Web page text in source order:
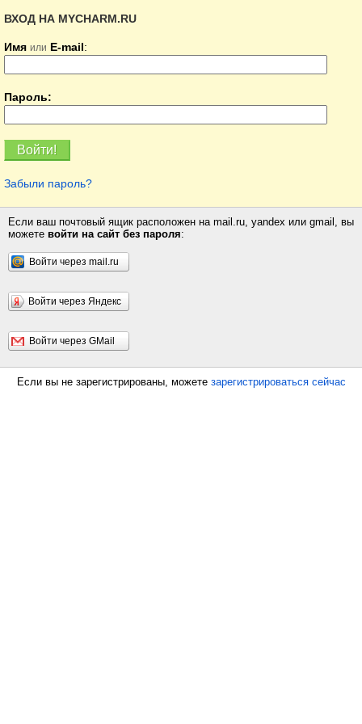
ВХОД НА MYCHARM.RU
Имя или E-mail:
Пароль:
Забыли пароль?
Если ваш почтовый ящик расположен на mail.ru, yandex или gmail, вы
можете войти на сайт без пароля:
Войти через mail.ru
Войти через Яндекс
Войти через GMail
Если вы не зарегистрированы, можете зарегистрироваться сейчас